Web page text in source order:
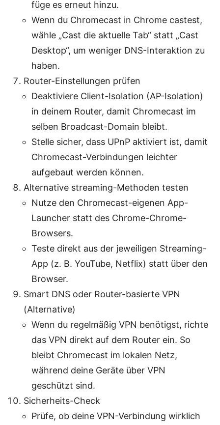
füge es erneut hinzu.
Wenn du Chromecast in Chrome castest,
wähle „Cast die aktuelle Tab“ statt „Cast
Desktop“, um weniger DNS-Interaktion zu
haben.
Router-Einstellungen prüfen
Deaktiviere Client-Isolation (AP-Isolation)
in deinem Router, damit Chromecast im
selben Broadcast-Domain bleibt.
Stelle sicher, dass UPnP aktiviert ist, damit
Chromecast-Verbindungen leichter
aufgebaut werden können.
Alternative streaming-Methoden testen
Nutze den Chromecast-eigenen App-
Launcher statt des Chrome-Chrome-
Browsers.
Teste direkt aus der jeweiligen Streaming-
App (z. B. YouTube, Netflix) statt über den
Browser.
Smart DNS oder Router-basierte VPN
(Alternative)
Wenn du regelmäßig VPN benötigst, richte
das VPN direkt auf dem Router ein. So
bleibt Chromecast im lokalen Netz,
während deine Geräte über VPN
geschützt sind.
Sicherheits-Check
Prüfe, ob deine VPN-Verbindung wirklich